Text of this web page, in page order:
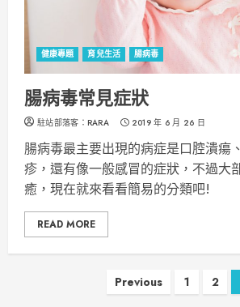
健康專題 育兒生活 腸病毒
腸病毒常見症狀
駐站部落客：RARA 2019 年 6 月 26 日
腸病毒最主要出現的病症是口腔潰瘍
疹，還有像一般感冒的症狀，不過大
癒，現在就來看看簡易的分類吧!
READ MORE
文
Previous 1 2